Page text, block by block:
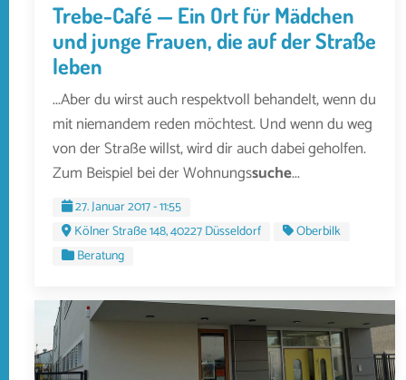
Trebe-Café — Ein Ort für Mädchen
und junge Frauen, die auf der Straße
leben
...Aber du wirst auch respektvoll behandelt, wenn du
mit niemandem reden möchtest. Und wenn du weg
von der Straße willst, wird dir auch dabei geholfen.
Zum Beispiel bei der Wohnungssuche...
27. Januar 2017 - 11:55
Kölner Straße 148, 40227 Düsseldorf
Oberbilk
Beratung